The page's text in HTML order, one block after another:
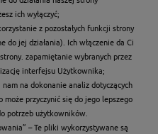
ich wyłączyć;
z pozostałych funkcji strony
do jej działania). Ich włączenie da Ci
zapamiętanie wybranych przez
interfejsu Użytkownika;
nam na dokonanie analiz dotyczących
przyczynić się do jego lepszego
potrzeb użytkowników.
– Te pliki wykorzystywane są